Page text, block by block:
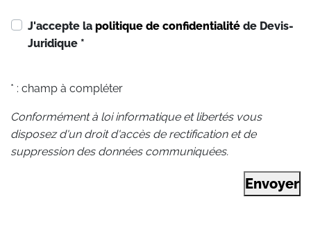
J'accepte la politique de confidentialité de Devis-
Juridique *
* : champ à compléter
Conformément à loi informatique et libertés vous
disposez d'un droit d'accès de rectification et de
suppression des données communiquées.
Envoyer